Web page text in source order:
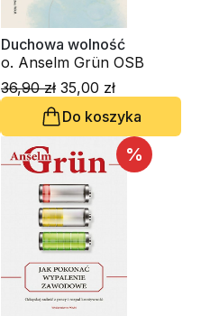
Duchowa wolność
o. Anselm Grün OSB
36,90 zł 35,00 zł
Do koszyka
%